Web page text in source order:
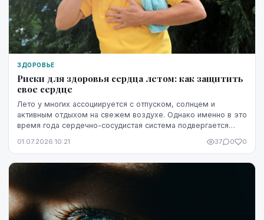
ЗДОРОВЬЕ
Риски для здоровья сердца летом: как защитить
свое сердце
Лето у многих ассоциируется с отпуском, солнцем и
активным отдыхом на свежем воздухе. Однако именно в это
время года сердечно-сосудистая система подвергается
01.07.2026 10:21 37 0 0